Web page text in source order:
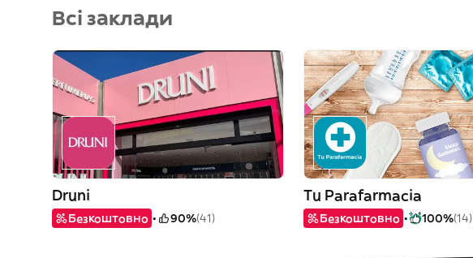
Всі заклади
Druni
Безкоштовно 90%(41)
Tu Parafarmacia
Безкоштовно 100%(14)